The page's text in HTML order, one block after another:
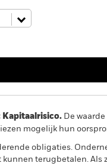
Kapitaalrisico. De
mogelijk hun
obligaties.
kunnen terugbetalen.